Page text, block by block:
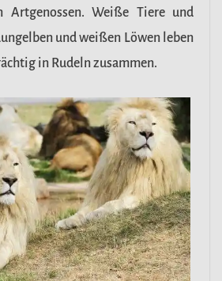
Artgenossen. Weiße Tiere und
und weißen Löwen leben
in Rudeln zusammen.